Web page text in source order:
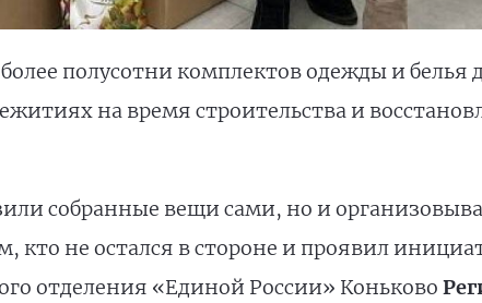
полусотни комплектов одежды и белья
на время строительства и
собранные вещи сами, но и
кто не остался в стороне и проявил
отделения «Единой России» Коньково